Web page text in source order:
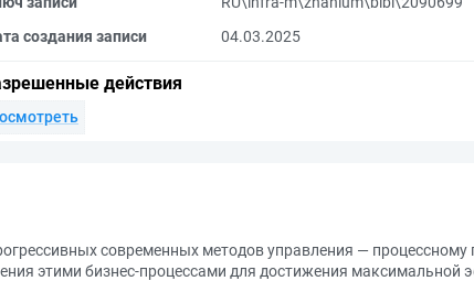
создания записи
04.03.2025
действия
современных методов управления —
этими бизнес-процессами для достижения максимальной